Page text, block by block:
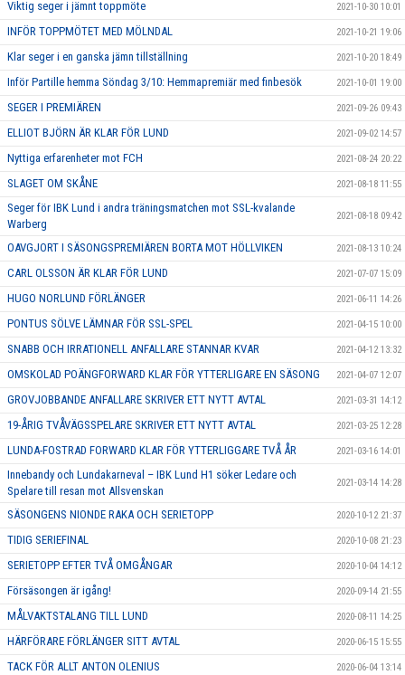
Viktig seger i jämnt toppmöte 2021-10-30 10:01
INFÖR TOPPMÖTET MED MÖLNDAL 2021-10-21 19:06
Klar seger i en ganska jämn tillställning 2021-10-20 18:49
Inför Partille hemma Söndag 3/10: Hemmapremiär med finbesök 2021-10-01 19:00
SEGER I PREMIÄREN 2021-09-26 09:43
ELLIOT BJÖRN ÄR KLAR FÖR LUND 2021-09-02 14:57
Nyttiga erfarenheter mot FCH 2021-08-24 20:22
SLAGET OM SKÅNE 2021-08-18 11:55
Seger för IBK Lund i andra träningsmatchen mot SSL-kvalande
Warberg
2021-08-18 09:42
OAVGJORT I SÄSONGSPREMIÄREN BORTA MOT HÖLLVIKEN 2021-08-13 10:24
CARL OLSSON ÄR KLAR FÖR LUND 2021-07-07 15:09
HUGO NORLUND FÖRLÄNGER 2021-06-11 14:26
PONTUS SÖLVE LÄMNAR FÖR SSL-SPEL 2021-04-15 10:00
SNABB OCH IRRATIONELL ANFALLARE STANNAR KVAR 2021-04-12 13:32
OMSKOLAD POÄNGFORWARD KLAR FÖR YTTERLIGARE EN SÄSONG 2021-04-07 12:07
GROVJOBBANDE ANFALLARE SKRIVER ETT NYTT AVTAL 2021-03-31 14:12
19-ÅRIG TVÅVÄGSSPELARE SKRIVER ETT NYTT AVTAL 2021-03-25 12:28
LUNDA-FOSTRAD FORWARD KLAR FÖR YTTERLIGGARE TVÅ ÅR 2021-03-16 14:01
Innebandy och Lundakarneval – IBK Lund H1 söker Ledare och
Spelare till resan mot Allsvenskan
2021-03-14 14:28
SÄSONGENS NIONDE RAKA OCH SERIETOPP 2020-10-12 21:37
TIDIG SERIEFINAL 2020-10-08 21:23
SERIETOPP EFTER TVÅ OMGÅNGAR 2020-10-04 14:12
Försäsongen är igång! 2020-09-14 21:55
MÅLVAKTSTALANG TILL LUND 2020-08-11 14:25
HÄRFÖRARE FÖRLÄNGER SITT AVTAL 2020-06-15 15:55
TACK FÖR ALLT ANTON OLENIUS 2020-06-04 13:14